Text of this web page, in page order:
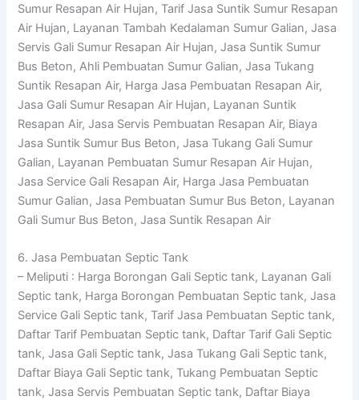
Sumur Resapan Air Hujan, Tarif Jasa Suntik Sumur Resapan
Air Hujan, Layanan Tambah Kedalaman Sumur Galian, Jasa
Servis Gali Sumur Resapan Air Hujan, Jasa Suntik Sumur
Bus Beton, Ahli Pembuatan Sumur Galian, Jasa Tukang
Suntik Resapan Air, Harga Jasa Pembuatan Resapan Air,
Jasa Gali Sumur Resapan Air Hujan, Layanan Suntik
Resapan Air, Jasa Servis Pembuatan Resapan Air, Biaya
Jasa Suntik Sumur Bus Beton, Jasa Tukang Gali Sumur
Galian, Layanan Pembuatan Sumur Resapan Air Hujan,
Jasa Service Gali Resapan Air, Harga Jasa Pembuatan
Sumur Galian, Jasa Pembuatan Sumur Bus Beton, Layanan
Gali Sumur Bus Beton, Jasa Suntik Resapan Air
6. Jasa Pembuatan Septic Tank
– Meliputi : Harga Borongan Gali Septic tank, Layanan Gali
Septic tank, Harga Borongan Pembuatan Septic tank, Jasa
Service Gali Septic tank, Tarif Jasa Pembuatan Septic tank,
Daftar Tarif Pembuatan Septic tank, Daftar Tarif Gali Septic
tank, Jasa Gali Septic tank, Jasa Tukang Gali Septic tank,
Daftar Biaya Gali Septic tank, Tukang Pembuatan Septic
tank, Jasa Servis Pembuatan Septic tank, Daftar Biaya